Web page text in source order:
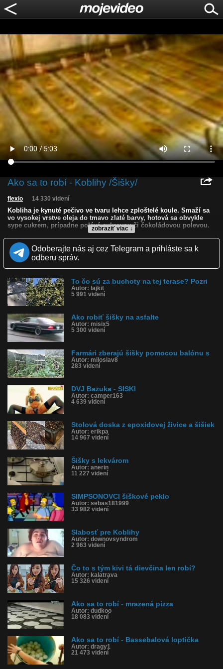
Ako sa to robí - Koblihy /Šišky/
zobraziť viac ↓
flexio 14 330 videní
Kobliha je kynuté pečivo ve tvaru lehce zploštelé koule. Smaží sa
vo vysokej vrstve oleja do tmavo zlaté barvy, hotová sa obvykle
sype cukrem, prípadne polévá cukrovou či čokoládovou polevou.
Kvalita:
Zverejnené: 5.5.2010 22:53
Páči sa: 91% (11 hlasov)
Obľúbené: 5
Dľžka: 5:03
Kategória: veda a technika
Tagy: ako sa to robí, discovery, šišky, kobliha
História sledovanosti videa:
Odoberajte nás aj cez Telegram a prihláste sa k
odberu správ.
To čo sú za buchoty na tej terase? Pozri
Autor: lajkit
5 991 videní
Ako robiť šišky na asfalte
Autor: misix5
5 300 videní
Farmári zberajú šišky pomocou balónu s
Autor: miloslav8
283 videní
DVJ Bazuka - SISKI
Autor: camper163
4 639 videní
Stolová doska z epoxidovej živice a šišiek
Autor: erikpa
14 967 videní
Šišky s lekvárom
Autor: anerin
11 227 videní
SIMPSONOVCI šiškové peklo
Autor: sebas181999
33 982 videní
Slabosť pre Koblihy
Autor: downovsyndrom
2 963 videní
Čo to s tým kivi tá dievčina len robí?
Autor: kalatrava
15 326 videní
Ako sa to robí - mrazená pizza
Autor: dudkoo
18 083 videní
Ako sa to robí - Bassebalová loptička
Autor: dragy1
21 473 videní